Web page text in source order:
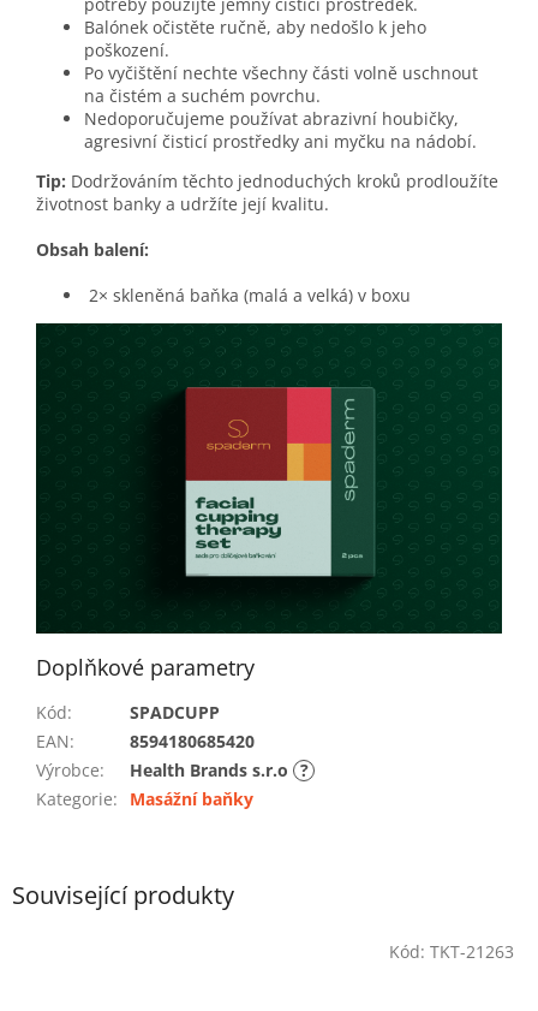
Související produkty
Kód: TKT-21263
Balónek očistěte ručně, aby nedošlo k jeho
poškození.
Po vyčištění nechte všechny části volně uschnout
na čistém a suchém povrchu.
Nedoporučujeme používat abrazivní houbičky,
agresivní čisticí prostředky ani myčku na nádobí.
Tip: Dodržováním těchto jednoduchých kroků prodloužíte
životnost banky a udržíte její kvalitu.
Obsah balení:
2× skleněná baňka (malá a velká) v boxu
Doplňkové parametry
Kód:
SPADCUPP
EAN:
8594180685420
Výrobce: Health Brands s.r.o ?
Kategorie: Masážní baňky